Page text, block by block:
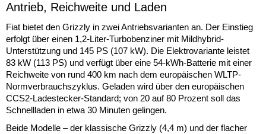
Antrieb, Reichweite und Laden
Fiat bietet den Grizzly in zwei Antriebsvarianten an. Der Einstieg
erfolgt über einen 1,2-Liter-Turbobenziner mit Mildhybrid-
Unterstützung und 145 PS (107 kW). Die Elektrovariante leistet
83 kW (113 PS) und verfügt über eine 54-kWh-Batterie mit einer
Reichweite von rund 400 km nach dem europäischen WLTP-
Normverbrauchszyklus. Geladen wird über den europäischen
CCS2-Ladestecker-Standard; von 20 auf 80 Prozent soll das
Schnellladen in etwa 30 Minuten gelingen.
Beide Modelle – der klassische Grizzly (4,4 m) und der flacher